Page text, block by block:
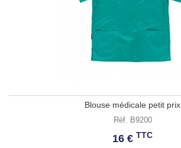
Blouse médicale petit prix
Réf. B9200
16 € TTC